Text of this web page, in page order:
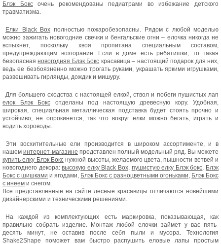
Блэк Боксочень рекомендованы педиатрами во избежание детского
травматизма.
Елки Black Box полностью пожаробезопасны. Рядом с любой моделью
можно зажигать новогодние свечки и бенгальские огни – елочка никогда не
вспыхнет, поскольку хвоя пропитана специальным составом,
предупреждающим возгорание. Если в доме есть ребятишки, то такая
безопаснаяновогодняя Блэк Бокс красавица – настоящий подарок для них,
ведь ее безбоязненно можно трогать руками, украшать яркими игрушками,
развешивать гирлянды, дождик и мишуру.
Для большего сходства с настоящей елкой, ствол и побеги пушистых лап
елок Блэк Бокс отделаны под настоящую древесную кору. Удобная,
широкая, специальная металлическая подставка будет стоять прочно и
устойчиво, не опрокинется, так что вокруг елки можно бегать, играть и
водить хороводы.
Эти восхитительные ели производится в широком ассортименте, и в
нашем интернет-магазине представлен полный модельный ряд. Вы можете
купить елку Блэк Бокснужной высоты, желаемого цвета, пышности ветвей и
новогоднего декора:высокую елку Black Box, пушистую елку Блэк бокс, Блэк
Бокс с шишками и ягодами, Блэк Бокс с разноцветными огоньками, Блэк Бокс
с инеем и снегом.
Все представленные на сайте лесные красавицы отличаются новейшими
дизайнерскими и техническими решениями.
На каждой из комплектующих есть маркировка, показывающая, как
правильно собрать изделие. Монтаж любой елочки займет у вас пять-
десять минут, не оставив после себя пыли и мусора. Технология
Shake2Shape поможет вам быстро распушить еловые лапы простым